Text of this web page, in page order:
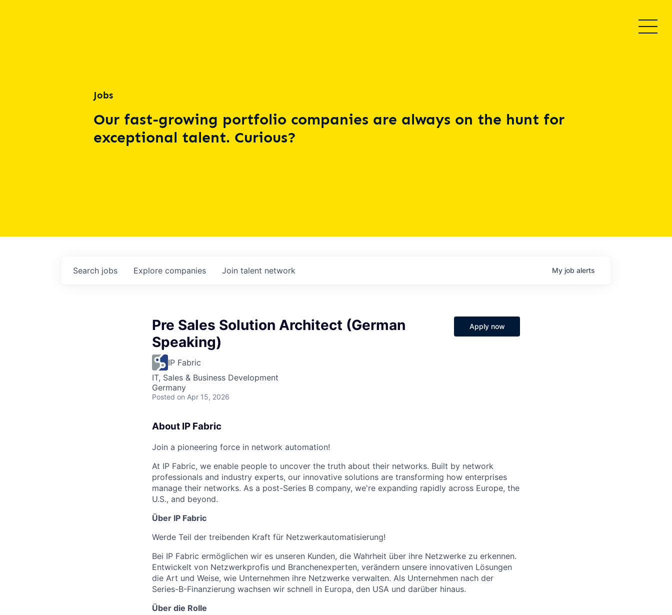
Jobs
Our fast-growing portfolio companies are always on the hunt for
exceptional talent. Curious?
Search jobs Explore companies Join talent network My job alerts
Pre Sales Solution Architect (German
Speaking)
IP Fabric
IT, Sales & Business Development
Germany
Posted on Apr 15, 2026
Apply now
About IP Fabric
Join a pioneering force in network automation!
At IP Fabric, we enable people to uncover the truth about their networks. Built by network
professionals and industry experts, our innovative solutions are transforming how enterprises
manage their networks. As a post-Series B company, we're expanding rapidly across Europe, the
U.S., and beyond.
Über IP Fabric
Werde Teil der treibenden Kraft für Netzwerkautomatisierung!
Bei IP Fabric ermöglichen wir es unseren Kunden, die Wahrheit über ihre Netzwerke zu erkennen.
Entwickelt von Netzwerkprofis und Branchenexperten, verändern unsere innovativen Lösungen
die Art und Weise, wie Unternehmen ihre Netzwerke verwalten. Als Unternehmen nach der
Series-B-Finanzierung wachsen wir schnell in Europa, den USA und darüber hinaus.
Über die Rolle